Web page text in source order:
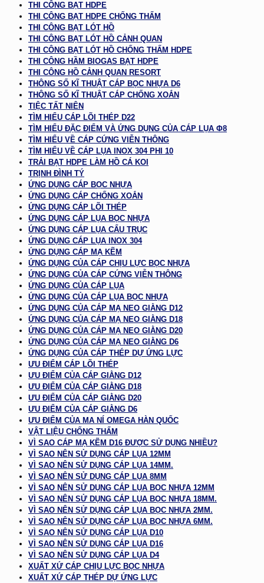
THI CÔNG BẠT HDPE
THI CÔNG BẠT HDPE CHỐNG THẤM
THI CÔNG BẠT LÓT HỒ
THI CÔNG BẠT LÓT HỒ CẢNH QUAN
THI CÔNG BẠT LÓT HỒ CHỐNG THẤM HDPE
THI CÔNG HẦM BIOGAS BẠT HDPE
THI CÔNG HỒ CẢNH QUAN RESORT
THÔNG SỐ KĨ THUẬT CÁP BỌC NHỰA D6
THÔNG SỐ KĨ THUẬT CÁP CHỐNG XOẮN
TIỆC TẤT NIÊN
TÌM HIỂU CÁP LÕI THÉP D22
TÌM HIỂU ĐẶC ĐIỂM VÀ ỨNG DỤNG CỦA CÁP LỤA Φ8
TÌM HIỂU VỀ CÁP CỨNG VIỄN THÔNG
TÌM HIỂU VỀ CÁP LỤA INOX 304 PHI 10
TRẢI BẠT HDPE LÀM HỒ CÁ KOI
TRỊNH ĐÌNH TÝ
ỨNG DỤNG CÁP BỌC NHỰA
ỨNG DỤNG CÁP CHỐNG XOẮN
ỨNG DỤNG CÁP LÕI THÉP
ỨNG DỤNG CÁP LỤA BỌC NHỰA
ỨNG DỤNG CÁP LỤA CẨU TRỤC
ỨNG DỤNG CÁP LỤA INOX 304
ỨNG DỤNG CÁP MẠ KẼM
ỨNG DỤNG CỦA CÁP CHỊU LỰC BỌC NHỰA
ỨNG DỤNG CỦA CÁP CỨNG VIỄN THÔNG
ỨNG DỤNG CỦA CÁP LỤA
ỨNG DỤNG CỦA CÁP LỤA BỌC NHỰA
ỨNG DỤNG CỦA CÁP MẠ NEO GIẰNG D12
ỨNG DỤNG CỦA CÁP MẠ NEO GIẰNG D18
ỨNG DỤNG CỦA CÁP MẠ NEO GIẰNG D20
ỨNG DỤNG CỦA CÁP MẠ NEO GIẰNG D6
ỨNG DỤNG CỦA CÁP THÉP DỰ ỨNG LỰC
ƯU ĐIỂM CÁP LÕI THÉP
ƯU ĐIỂM CỦA CÁP GIẰNG D12
ƯU ĐIỂM CỦA CÁP GIẰNG D18
ƯU ĐIỂM CỦA CÁP GIẰNG D20
ƯU ĐIỂM CỦA CÁP GIẰNG D6
ƯU ĐIỂM CỦA MA NÍ OMEGA HÀN QUỐC
VẬT LIỆU CHỐNG THẤM
VÌ SAO CÁP MẠ KẼM D16 ĐƯỢC SỬ DỤNG NHIỀU?
VÌ SAO NÊN SỬ DỤNG CÁP LỤA 12MM
VÌ SAO NÊN SỬ DỤNG CÁP LỤA 14MM.
VÌ SAO NÊN SỬ DỤNG CÁP LỤA 8MM
VÌ SAO NÊN SỬ DỤNG CÁP LỤA BỌC NHỰA 12MM
VÌ SAO NÊN SỬ DỤNG CÁP LỤA BỌC NHỰA 18MM.
VÌ SAO NÊN SỬ DỤNG CÁP LỤA BỌC NHỰA 2MM.
VÌ SAO NÊN SỬ DỤNG CÁP LỤA BỌC NHỰA 6MM.
VÌ SAO NÊN SỬ DỤNG CÁP LỤA D10
VÌ SAO NÊN SỬ DỤNG CÁP LỤA D16
VÌ SAO NÊN SỬ DỤNG CÁP LỤA D4
XUẤT XỨ CÁP CHỊU LỰC BỌC NHỰA
XUẤT XỨ CÁP THÉP DỰ ỨNG LỰC